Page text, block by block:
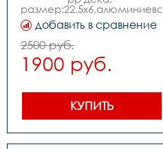
размер:22.5x6,алюминиевая
платформа 3.25,колеса
69x45mm 85a pu с
подствекой,подшипники
abec7,амортизаторы 90a
color pu
добавить в сравнение
2500 руб.
1900 руб.
КУПИТЬ